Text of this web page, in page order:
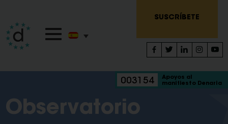
SUSCRÍBETE
003154
Apoyos al
manifiesto Denaria
Observatorio